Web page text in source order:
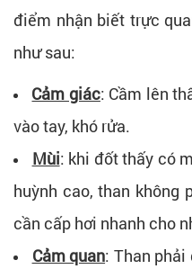
điểm nhận biết trực
như sau:
Cảm giác: Cầm lên
vào tay, khó rửa.
Mùi: khi đốt thấy có
huỳnh cao, than không
cần cấp hơi nhanh cho
Cảm quan: Than